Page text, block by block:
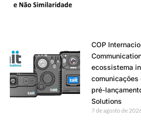
COP
ecossistema
pré-
Solutions
7 de agosto de